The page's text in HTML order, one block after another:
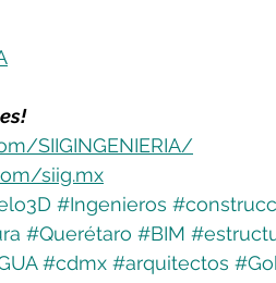
SIIGINGENIERIA/
siig.mx
#Ingenieros
#Querétaro #BIM
#cdmx #arquitectos